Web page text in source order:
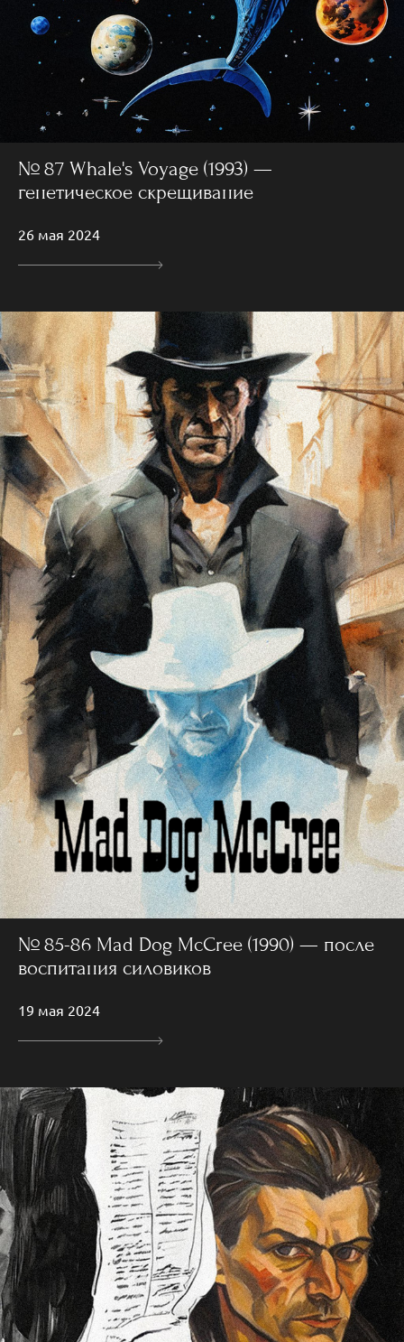
№ 87 Whale's Voyage (1993) —
генетическое скрещивание
26 мая 2024
№ 85-86 Mad Dog McCree (1990) — после
воспитания силовиков
19 мая 2024